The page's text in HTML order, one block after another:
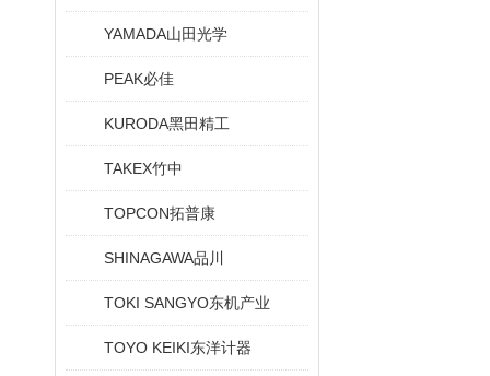
YAMADA山田光学
PEAK必佳
KURODA黑田精工
TAKEX竹中
TOPCON拓普康
SHINAGAWA品川
TOKI SANGYO东机产业
TOYO KEIKI东洋计器